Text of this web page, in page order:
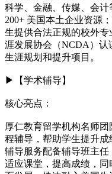
科学、金融、传媒、会
200+ 美国本土企业资源
生提供合法正规的校外
涯发展协会（NCDA）认
生涯规划和提升项目。
▶【学术辅导】
核心亮点：
厚仁教育留学机构名师
程辅导，帮助学生提升
辅导服务配备辅导班主
适应课堂，提高成绩，